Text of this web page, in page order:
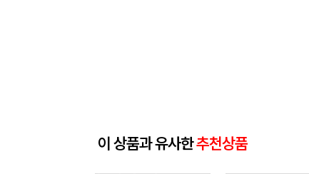
이 상품과 유사한추천상품